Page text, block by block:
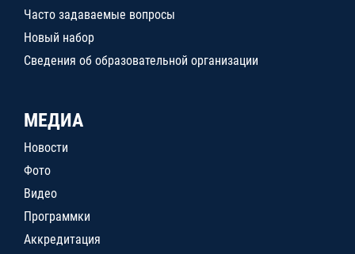
Часто задаваемые вопросы
Новый набор
Сведения об образовательной организации
МЕДИА
Новости
Фото
Видео
Программки
Аккредитация